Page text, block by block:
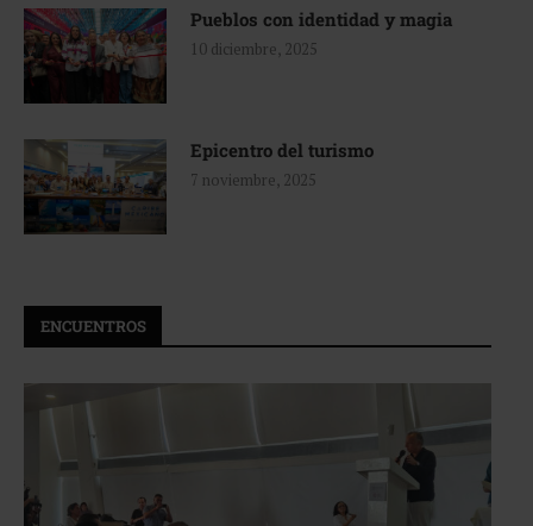
Pueblos con identidad y magia
10 diciembre, 2025
Epicentro del turismo
7 noviembre, 2025
ENCUENTROS